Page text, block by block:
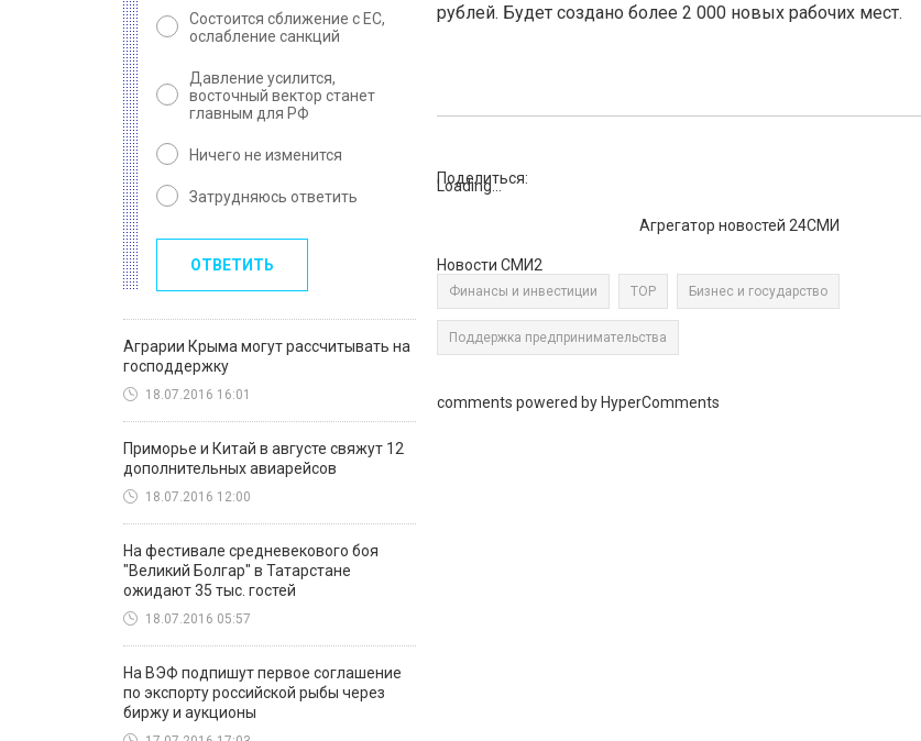
Состоится сближение с ЕС,
ослабление санкций
Давление усилится,
восточный вектор станет
главным для РФ
Ничего не изменится
Затрудняюсь ответить
ОТВЕТИТЬ
Аграрии Крыма могут рассчитывать на
господдержку
18.07.2016 16:01
Приморье и Китай в августе свяжут 12
дополнительных авиарейсов
18.07.2016 12:00
На фестивале средневекового боя
"Великий Болгар" в Татарстане
ожидают 35 тыс. гостей
18.07.2016 05:57
На ВЭФ подпишут первое соглашение
по экспорту российской рыбы через
биржу и аукционы
рублей. Будет создано более 2 000 новых рабочих мест.
Поделиться:
Loading...
Агрегатор новостей 24СМИ
Новости СМИ2
Финансы и инвестиции ТОР Бизнес и государство
Поддержка предпринимательства
comments powered by HyperComments